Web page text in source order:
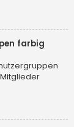
farbig